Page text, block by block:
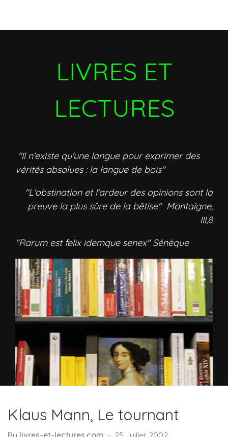
LIVRES ET
LECTURES
"Il n'existe qu'une langue pour exprimer des
vérités absolues : la langue de bois"
"L'obstination et l'ardeur des opinions sont la
preuve la plus sûre de la bêtise" Montaigne,
III,8
"Rarum est felix idemque senex" Sénèque
Klaus Mann, Le tournant
By livres-et-lectures.com 25 Juillet 2002